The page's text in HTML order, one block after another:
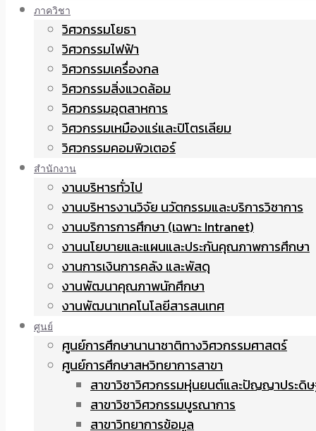
ภาควิชา
วิศวกรรมโยธา
วิศวกรรมไฟฟ้า
วิศวกรรมเครื่องกล
วิศวกรรมสิ่งแวดล้อม
วิศวกรรมอุตสาหการ
วิศวกรรมเหมืองแร่และปิโตรเลียม
วิศวกรรมคอมพิวเตอร์
สำนักงาน
งานบริหารทั่วไป
งานบริหารงานวิจัย นวัตกรรมและบริการวิชาการ
งานบริการการศึกษา (เฉพาะ Intranet)
งานนโยบายและแผนและประกันคุณภาพการศึกษา
งานการเงินการคลัง และพัสดุ
งานพัฒนาคุณภาพนักศึกษา
งานพัฒนาเทคโนโลยีสารสนเทศ
ศูนย์
ศูนย์การศึกษานานาชาติทางวิศวกรรมศาสตร์
ศูนย์การศึกษาสหวิทยาการสาขา
สาขาวิชาวิศวกรรมหุ่นยนต์และปัญญาประดิ
สาขาวิชาวิศวกรรมบูรณาการ
สาขาวิทยาการข้อมูล